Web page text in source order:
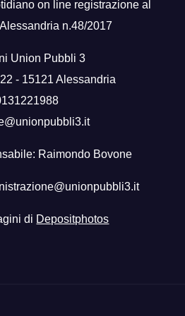
on line registrazione al
n.48/2017
Union Pubbli 3
- 15121 Alessandria
Raimondo Bovone
di Depositphotos